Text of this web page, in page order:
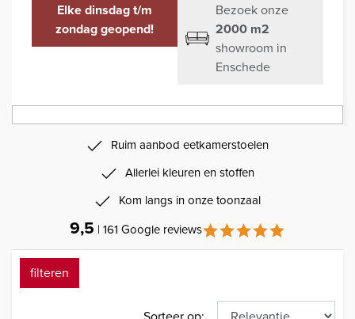
Elke dinsdag t/m
zondag geopend!
Bezoek onze
2000 m2
showroom in
Enschede
Ruim aanbod eetkamerstoelen
Allerlei kleuren en stoffen
Kom langs in onze toonzaal
9,5 | 161 Google reviews
filteren